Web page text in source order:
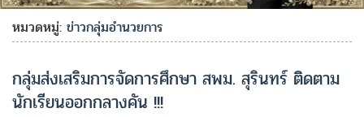
หมวดหมู่:ข่าวกลุ่มอำนวยการ
กลุ่มส่งเสริมการจัดการศึกษา สพม. สุรินทร์ ติดตาม
นักเรียนออกกลางคัน !!!